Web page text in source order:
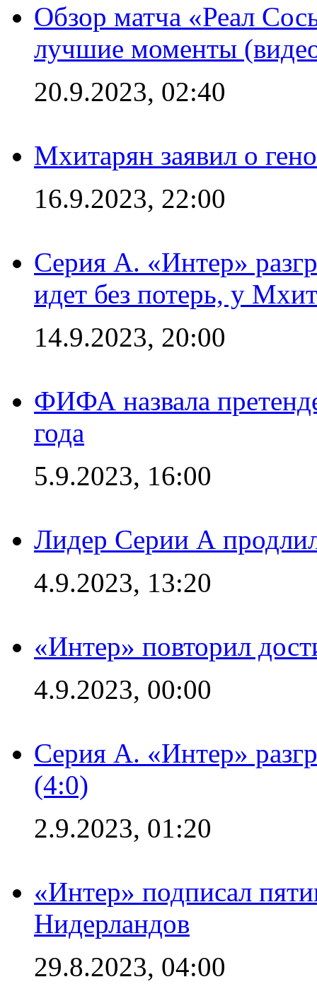
Обзор матча «Реал
лучшие моменты
20.9.2023, 02:40
Мхитарян заявил о
16.9.2023, 22:00
Серия А. «Интер»
идет без потерь, у
14.9.2023, 20:00
ФИФА назвала
года
5.9.2023, 16:00
Лидер Серии А
4.9.2023, 13:20
«Интер» повторил
4.9.2023, 00:00
Серия А. «Интер»
(4:0)
2.9.2023, 01:20
«Интер» подписал
Нидерландов
29.8.2023, 04:00